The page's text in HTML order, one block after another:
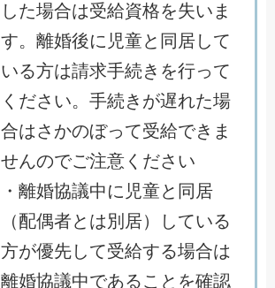
した場合は受給資格を失いま
す。離婚後に児童と同居して
いる方は請求手続きを行って
ください。手続きが遅れた場
合はさかのぼって受給できま
せんのでご注意ください
・離婚協議中に児童と同居
（配偶者とは別居）している
方が優先して受給する場合は
離婚協議中であることを確認